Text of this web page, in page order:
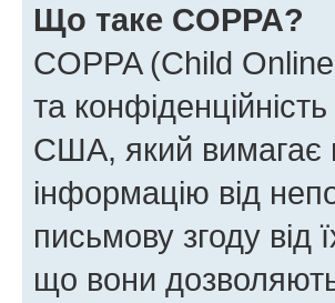
Що таке COPPA?
COPPA (Child
та
США, який вимагає
інформацію від
письмову згоду від
що вони дозволяють